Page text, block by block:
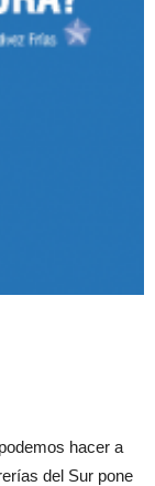
hacer a
del Sur pone